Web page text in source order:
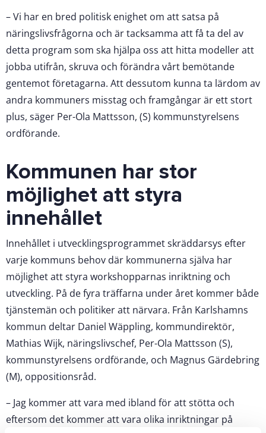
– Vi har en bred politisk enighet om att satsa på
näringslivsfrågorna och är tacksamma att få ta del av
detta program som ska hjälpa oss att hitta modeller att
jobba utifrån, skruva och förändra vårt bemötande
gentemot företagarna. Att dessutom kunna ta lärdom av
andra kommuners misstag och framgångar är ett stort
plus, säger Per-Ola Mattsson, (S) kommunstyrelsens
ordförande.
Kommunen har stor
möjlighet att styra
innehållet
Innehållet i utvecklingsprogrammet skräddarsys efter
varje kommuns behov där kommunerna själva har
möjlighet att styra workshopparnas inriktning och
utveckling. På de fyra träffarna under året kommer både
tjänstemän och politiker att närvara. Från Karlshamns
kommun deltar Daniel Wäppling, kommundirektör,
Mathias Wijk, näringslivschef, Per-Ola Mattsson (S),
kommunstyrelsens ordförande, och Magnus Gärdebring
(M), oppositionsråd.
– Jag kommer att vara med ibland för att stötta och
eftersom det kommer att vara olika inriktningar på